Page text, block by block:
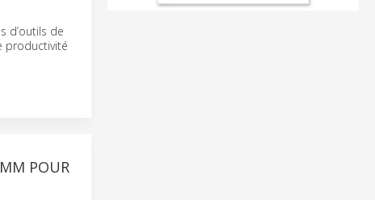
d’outils de
productivité
POUR